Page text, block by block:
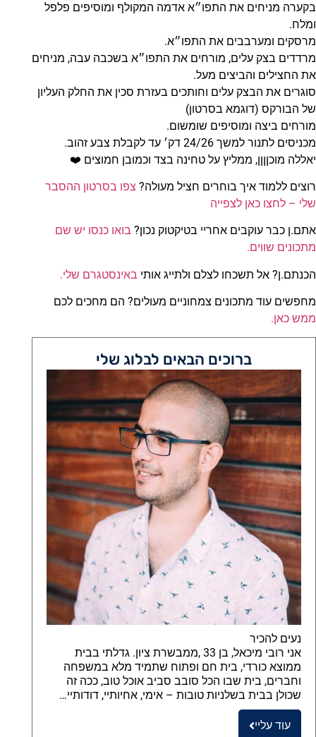
ברוכים הבאים לבלוג שלי
נעים להכיר
אני רובי מיכאל, בן 33 ,ממבשרת ציון. גדלתי בבית
ממוצא כורדי, בית חם ופתוח שתמיד מלא במשפחה
וחברים, בית שבו הכל סובב סביב אוכל טוב, ככה זה
שכולן בבית בשלניות טובות – אימי, אחיותיי, דודותיי…
עוד עליי
בקערה מניחים את התפו״א אדמה המקולף ומוסיפים פלפל
ומלח.
מרסקים ומערבבים את התפו״א.
מרדדים בצק עלים, מורחים את התפו״א בשכבה עבה, מניחים
את החצילים והביצים מעל.
סוגרים את הבצק עלים וחותכים בעזרת סכין את החלק העליון
של הבורקס (דוגמא בסרטון)
מורחים ביצה ומוסיפים שומשום.
מכניסים לתנור למשך 24/26 דק׳ עד לקבלת צבע זהוב.
יאללה מוכןןןן, ממליץ על טחינה בצד וכמובן חמוצים ❤️
רוצים ללמוד איך בוחרים חציל מעולה? צפו בסרטון ההסבר
שלי – לחצו כאן לצפייה
אתם.ן כבר עוקבים אחריי בטיקטוק נכון? בואו כנסו יש שם
מתכונים שווים.
הכנתם.ן? אל תשכחו לצלם ולתייג אותי באינסטגרם שלי.
מחפשים עוד מתכונים צמחוניים מעולים? הם מחכים לכם
ממש כאן.